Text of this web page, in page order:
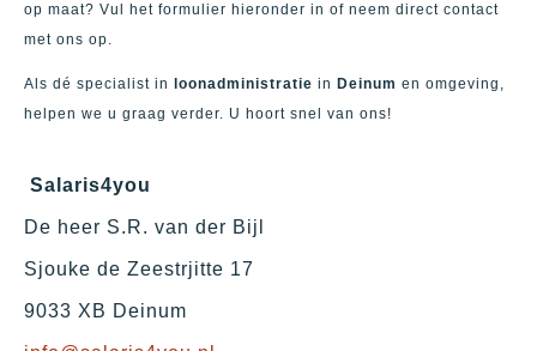
op maat? Vul het formulier hieronder in of neem direct contact
met ons op.
Als dé specialist in loonadministratie in Deinum en omgeving,
helpen we u graag verder. U hoort snel van ons!
Salaris4you
De heer S.R. van der Bijl
Sjouke de Zeestrjitte 17
9033 XB Deinum